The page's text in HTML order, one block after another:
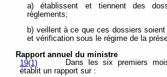
a) établissent et tiennent des
règlements;
b) veillent à ce que ces dossiers
et vérification sous le régime de la
Rapport annuel du ministre
19(1)
Dans les six premiers
établit un rapport sur :